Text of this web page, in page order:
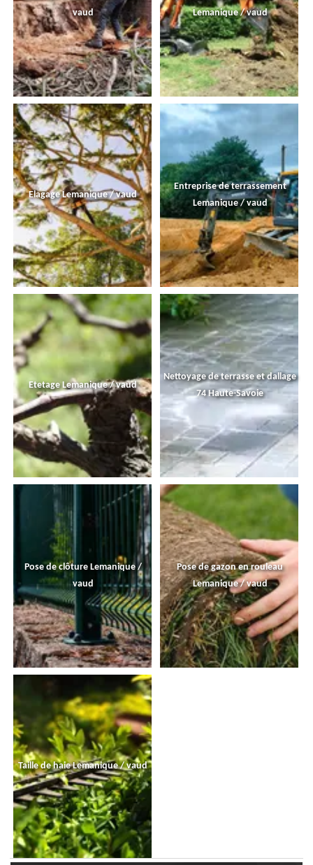
vaud
Lemanique / vaud
Elagage Lemanique / vaud
Entreprise de terrassement
Lemanique / vaud
Etetage Lemanique / vaud
Nettoyage de terrasse et dallage
74 Haute-Savoie
Pose de clôture Lemanique /
vaud
Pose de gazon en rouleau
Lemanique / vaud
Taille de haie Lemanique / vaud